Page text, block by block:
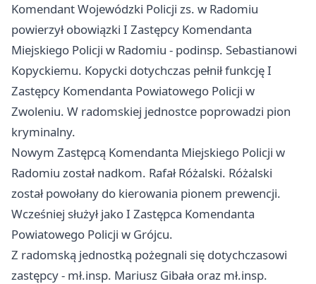
Komendant Wojewódzki Policji zs. w Radomiu
powierzył obowiązki I Zastępcy Komendanta
Miejskiego Policji w Radomiu - podinsp. Sebastianowi
Kopyckiemu. Kopycki dotychczas pełnił funkcję I
Zastępcy Komendanta Powiatowego Policji w
Zwoleniu. W radomskiej jednostce poprowadzi pion
kryminalny.
Nowym Zastępcą Komendanta Miejskiego Policji w
Radomiu został nadkom. Rafał Różalski. Różalski
został powołany do kierowania pionem prewencji.
Wcześniej służył jako I Zastępca Komendanta
Powiatowego Policji w Grójcu.
Z radomską jednostką pożegnali się dotychczasowi
zastępcy - mł.insp. Mariusz Gibała oraz mł.insp.